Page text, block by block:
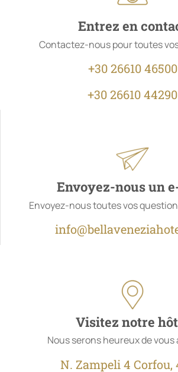
Entrez en
Contactez-nous pour toutes
+30 26610 46500
+30 26610 44290
Envoyez-nous un
Envoyez-nous toutes vos
Visitez notre
Nous serons heureux de
N. Zampeli 4 Corfou,